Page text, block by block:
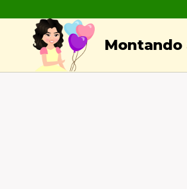
content
Montando